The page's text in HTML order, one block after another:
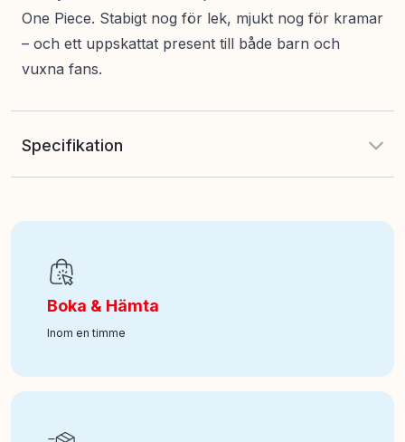
One Piece. Stabigt nog för lek, mjukt nog för kramar
– och ett uppskattat present till både barn och
vuxna fans.
Specifikation
Ålder från
Art nr:100-361010125-1
Boka & Hämta
Inom en timme